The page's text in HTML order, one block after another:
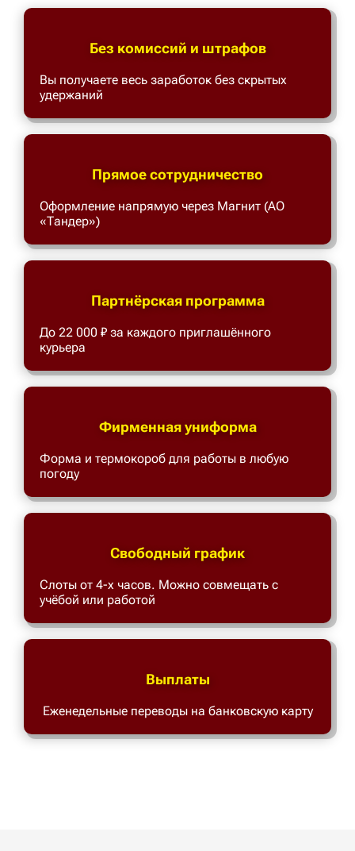
Без комиссий и штрафов
Вы получаете весь заработок без скрытых
удержаний
Прямое сотрудничество
Оформление напрямую через Магнит (АО
«Тандер»)
Партнёрская программа
До 22 000 ₽ за каждого приглашённого
курьера
Фирменная униформа
Форма и термокороб для работы в любую
погоду
Свободный график
Слоты от 4-х часов. Можно совмещать с
учёбой или работой
Выплаты
Еженедельные переводы на банковскую карту